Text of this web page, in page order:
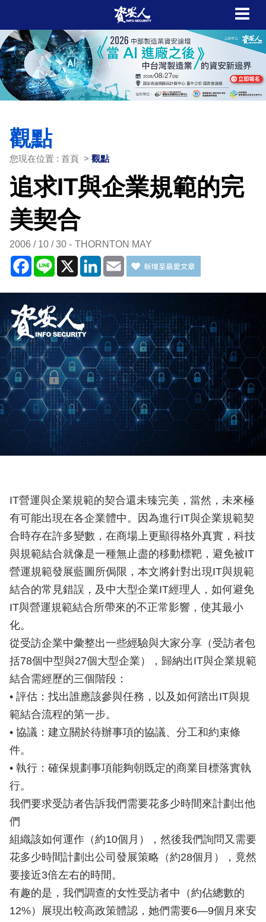
觀點
您現在位置 : 首頁 > 觀點
追求IT與企業規範的完
美契合
2006 / 10 / 30 THORNTON MAY
Facebook
Line X LinkedIn
Email
IT營運與企業規範的契合還未臻完美，當然，未來極
有可能出現在各企業體中。因為進行IT與企業規範契
合時存在許多變數，在商場上更顯得格外真實，科技
與規範結合就像是一種無止盡的移動標靶，避免被IT
營運規範發展藍圖所侷限，本文將針對出現IT與規範
結合的常見錯誤，及中大型企業IT經理人，如何避免
IT與營運規範結合所帶來的不正常影響，使其最小
化。
從受訪企業中彙整出一些經驗與大家分享（受訪者包
括78個中型與27個大型企業），歸納出IT與企業規範
結合需經歷的三個階段：
• 評估：找出誰應該參與任務，以及如何踏出IT與規
範結合流程的第一步。
• 協議：建立關於待辦事項的協議、分工和約束條
件。
• 執行：確保規劃事項能夠朝既定的商業目標落實執
行。
我們要求受訪者告訴我們需要花多少時間來計劃出他
們
組織該如何運作（約10個月），然後我們詢問又需要
花多少時間計劃出公司發展策略（約28個月），竟然
要接近3倍左右的時間。
有趣的是，我們調查的女性受訪者中（約佔總數的
12%）展現出較高政策體認，她們需要6—9個月來安